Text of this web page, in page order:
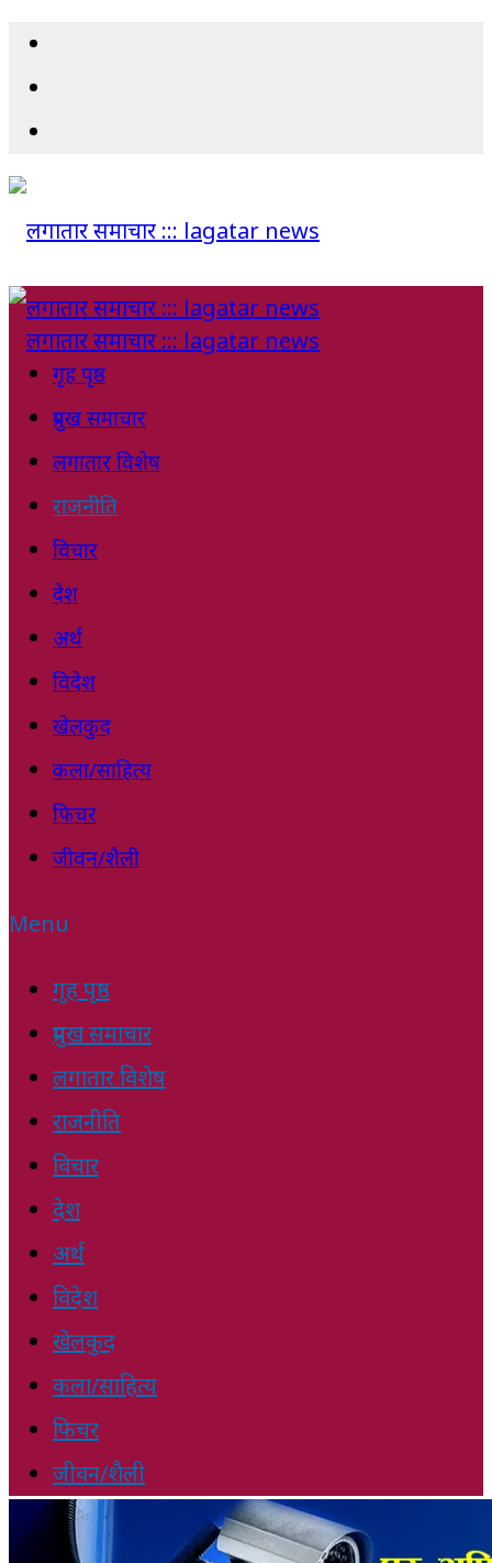
गृह पृष्ठ
प्रमुख समाचार
लगातार विशेष
राजनीति
विचार
देश
अर्थ
विदेश
खेलकुद
कला/साहित्य
फिचर
जीवन/शैली
Menu
गृह पृष्ठ
प्रमुख समाचार
लगातार विशेष
राजनीति
विचार
देश
अर्थ
विदेश
खेलकुद
कला/साहित्य
फिचर
जीवन/शैली